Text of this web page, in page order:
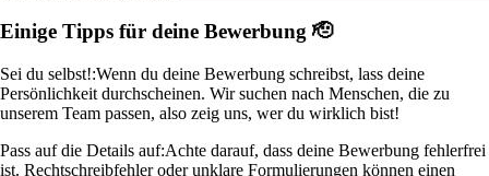
Einige Tipps für deine Bewerbung 🫡
Sei du selbst!:Wenn du deine Bewerbung schreibst, lass deine
Persönlichkeit durchscheinen. Wir suchen nach Menschen, die zu
unserem Team passen, also zeig uns, wer du wirklich bist!
Pass auf die Details auf:Achte darauf, dass deine Bewerbung fehlerfrei
ist. Rechtschreibfehler oder unklare Formulierungen können einen